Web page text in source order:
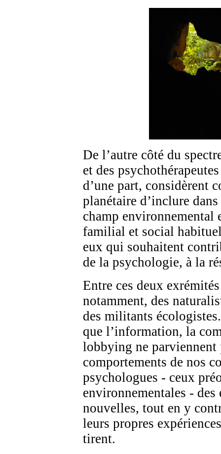
De l’autre côté du
et des
d’une part, considèrent
planétaire d’inclure
champ environnemental
familial et social
eux qui souhaitent
de la psychologie, à la
Entre ces deux
notamment, des
des militants
que l’information, la
lobbying ne parviennent
comportements de nos
psychologues - ceux
environnementales - des
nouvelles, tout en y
leurs propres
tirent.